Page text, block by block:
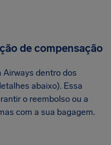
de compensação
Airways dentro dos
abaixo). Essa
o reembolso ou a
com a sua bagagem.